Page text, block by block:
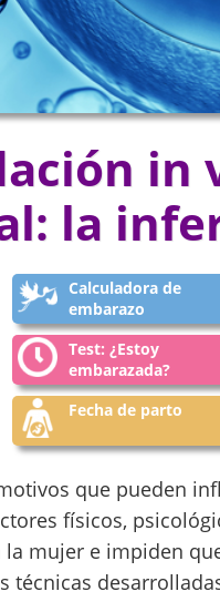
in
la
Calculadora de
embarazo
Test: ¿Estoy
embarazada?
Fecha de parto
que pueden
físicos,
mujer e impiden
técnicas